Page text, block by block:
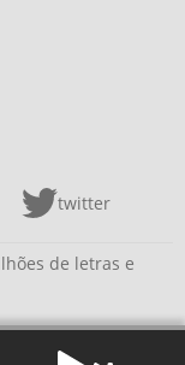
twitter
de letras e